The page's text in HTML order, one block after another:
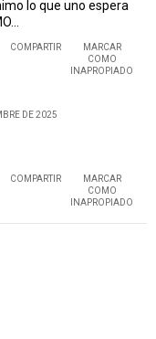
lo que uno espera
COMPARTIR
MARCAR
COMO
INAPROPIADO
DE 2025
COMPARTIR
MARCAR
COMO
INAPROPIADO